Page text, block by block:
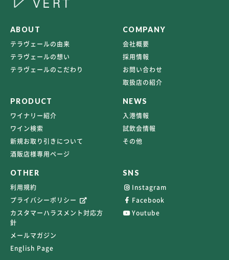
ABOUT
テラヴェールの由来
テラヴェールの想い
テラヴェールのこだわり
COMPANY
会社概要
採用情報
お問い合わせ
取扱店の紹介
PRODUCT
ワイナリー紹介
ワイン検索
新規お取り引きについて
酒販店様専用ページ
NEWS
入港情報
試飲会情報
その他
OTHER
利用規約
プライバシーポリシー
カスタマーハラスメント対応方
針
メールマガジン
English Page
SNS
Instagram
Facebook
Youtube